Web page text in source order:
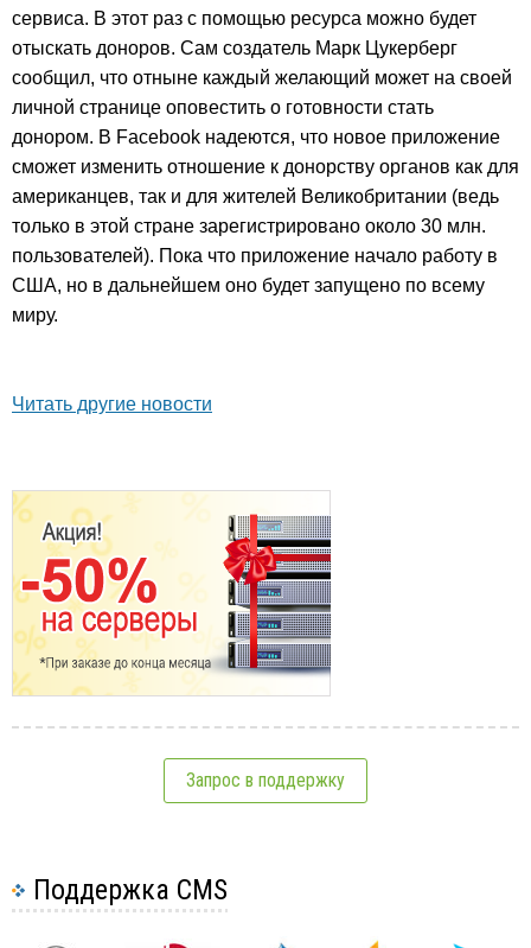
сервиса. В этот раз с помощью ресурса можно будет
отыскать доноров. Сам создатель Марк Цукерберг
сообщил, что отныне каждый желающий может на своей
личной странице оповестить о готовности стать
донором. В Facebook надеются, что новое приложение
сможет изменить отношение к донорству органов как для
американцев, так и для жителей Великобритании (ведь
только в этой стране зарегистрировано около 30 млн.
пользователей). Пока что приложение начало работу в
США, но в дальнейшем оно будет запущено по всему
миру.
Читать другие новости
Запрос в поддержку
Поддержка CMS